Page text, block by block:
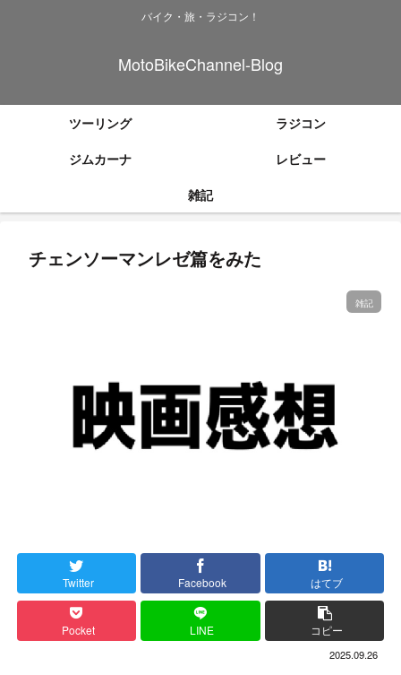
バイク・旅・ラジコン！
MotoBikeChannel-Blog
ツーリング
ラジコン
ジムカーナ
レビュー
雑記
チェンソーマンレゼ篇をみた
雑記
Twitter Facebook はてブ
Pocket LINE コピー
2025.09.26